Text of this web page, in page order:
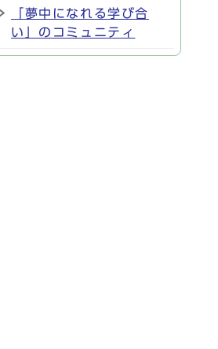
「夢中になれる学び合
い」のコミュニティ